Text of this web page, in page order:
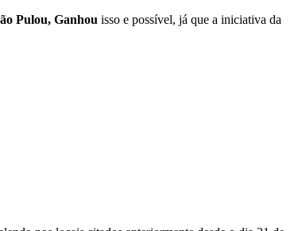
Pulou, Ganhou isso e possível, já que a iniciativa da